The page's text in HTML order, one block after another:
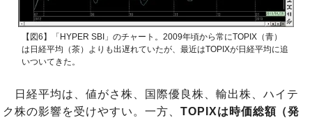
【図6】「HYPER SBI」のチャート。2009年頃から常にTOPIX（青）
は日経平均（茶）よりも出遅れていたが、最近はTOPIXが日経平均に追
いついてきた。
日経平均は、値がさ株、国際優良株、輸出株、ハイテ
ク株の影響を受けやすい。一方、 TOPIXは時価総額（発